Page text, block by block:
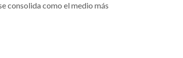
consolida como el medio más